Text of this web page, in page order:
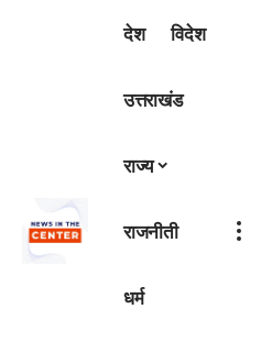
देश विदेश
उत्तराखंड
राज्य
राजनीती
धर्म